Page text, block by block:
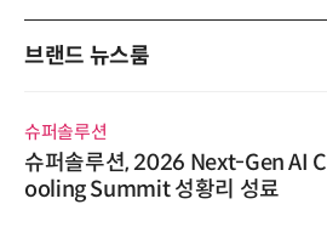
브랜드 뉴스룸
슈퍼솔루션
슈퍼솔루션, 2026 Next-Gen AI C
ooling Summit 성황리 성료